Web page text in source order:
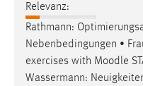
Relevanz:
Rathmann:
Nebenbedingungen •
exercises with Moodle
Wassermann: